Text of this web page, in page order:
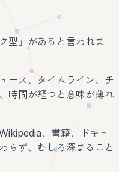
型」があると言われま
ース、タイムライン、チ
時間が経つと意味が薄れ
、書籍、ドキュ
らず、むしろ深まること